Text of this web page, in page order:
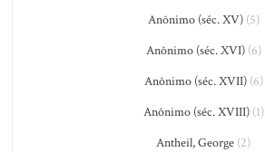
Anônimo (séc. XV)(5)
Anônimo (séc. XVI)(6)
Anônimo (séc. XVII)(6)
Anônimo (séc. XVIII)(1)
Antheil, George (2)